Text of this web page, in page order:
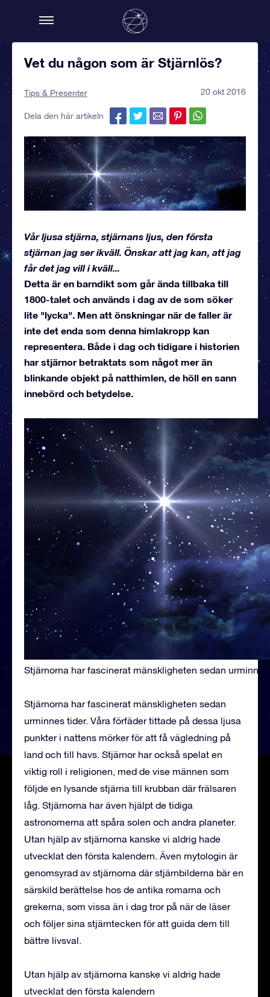
Vet du någon som är Stjärnlös?
Tips & Presenter 20 okt 2016
Dela den här artikeln
Vår ljusa stjärna, stjärnans ljus, den första
stjärnan jag ser ikväll. Önskar att jag kan, att jag
får det jag vill i kväll...
Detta är en barndikt som går ända tillbaka till
1800-talet och används i dag av de som söker
lite "lycka". Men att önskningar när de faller är
inte det enda som denna himlakropp kan
representera. Både i dag och tidigare i historien
har stjärnor betraktats som något mer än
blinkande objekt på natthimlen, de höll en sann
innebörd och betydelse.
Stjärnorna har fascinerat mänskligheten sedan
Stjärnorna har fascinerat mänskligheten sedan
urminnes tider. Våra förfäder tittade på dessa ljusa
punkter i nattens mörker för att få vägledning på
land och till havs. Stjärnor har också spelat en
viktig roll i religionen, med de vise männen som
följde en lysande stjärna till krubban där frälsaren
låg. Stjärnorna har även hjälpt de tidiga
astronomerna att spåra solen och andra planeter.
Utan hjälp av stjärnorna kanske vi aldrig hade
utvecklat den första kalendern. Även mytologin är
genomsyrad av stjärnorna där stjärnbilderna bär en
särskild berättelse hos de antika romarna och
grekerna, som vissa än i dag tror på när de läser
och följer sina stjärntecken för att guida dem till
bättre livsval.
Utan hjälp av stjärnorna kanske vi aldrig hade
utvecklat den första kalendern